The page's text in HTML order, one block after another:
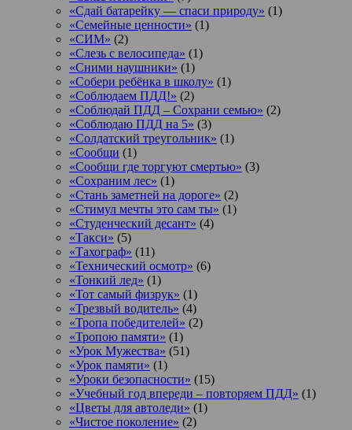
«Сдай батарейку — спаси природу» (1)
«Семейные ценности» (1)
«СИМ» (2)
«Слезь с велосипеда» (1)
«Сними наушники» (1)
«Собери ребёнка в школу» (1)
«Соблюдаем ПДД!» (2)
«Соблюдай ПДД – Сохрани семью» (2)
«Соблюдаю ПДД на 5» (3)
«Солдатский треугольник» (1)
«Сообщи (1)
«Сообщи где торгуют смертью» (3)
«Сохраним лес» (1)
«Стань заметней на дороге» (2)
«Стимул мечты это сам ты» (1)
«Студенческий десант» (4)
«Такси» (5)
«Тахограф» (11)
«Технический осмотр» (6)
«Тонкий лед» (1)
«Тот самый физрук» (1)
«Трезвый водитель» (4)
«Тропа победителей» (2)
«Тропою памяти» (1)
«Урок Мужества» (51)
«Урок памяти» (1)
«Уроки безопасности» (15)
«Учебный год впереди – повторяем ПДД» (1)
«Цветы для автоледи» (1)
«Чистое поколение» (2)